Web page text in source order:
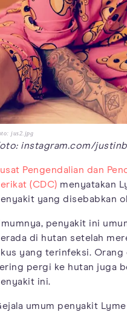
jus2.jpg
instagram.com/
Pengendalian dan
(CDC) menyatakan
yang disebabkan
penyakit ini
di hutan setelah
yang terinfeksi. Orang
pergi ke hutan juga
ini.
umum penyakit